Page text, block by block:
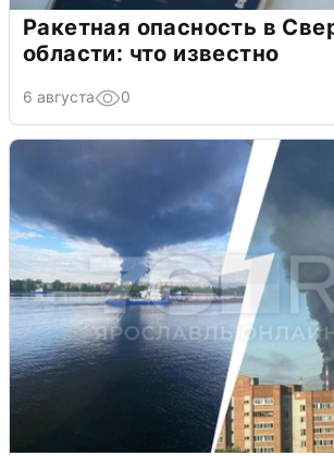
Ракетная опасность в
области: что известно
6 августа 0